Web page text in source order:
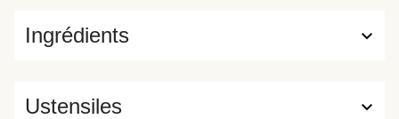
Ingrédients
Ustensiles